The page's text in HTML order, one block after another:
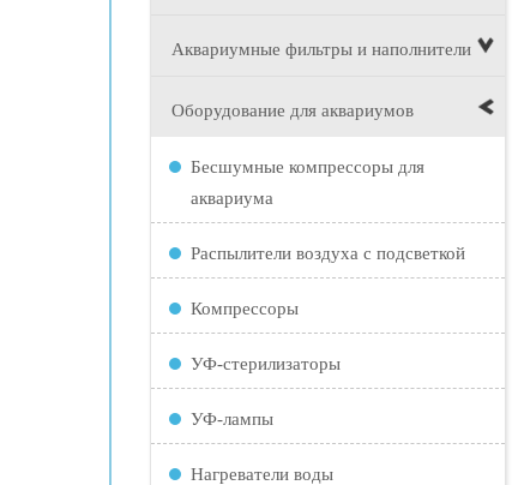
Аквариумные фильтры и наполнители
Оборудование для аквариумов
Бесшумные компрессоры для
аквариума
Распылители воздуха с подсветкой
Компрессоры
УФ-стерилизаторы
УФ-лампы
Нагреватели воды